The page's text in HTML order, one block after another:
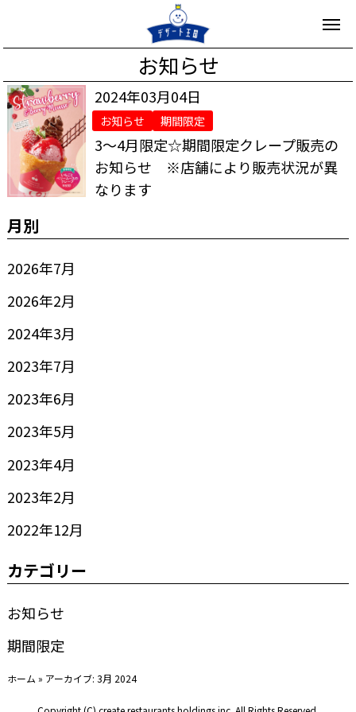
お知らせ
2024年03月04日
お知らせ 期間限定
3～4月限定☆期間限定クレープ販売の
お知らせ ※店舗により販売状況が異
なります
月別
2026年7月
2026年2月
2024年3月
2023年7月
2023年6月
2023年5月
2023年4月
2023年2月
2022年12月
カテゴリー
お知らせ
期間限定
ホーム » アーカイブ: 3月 2024